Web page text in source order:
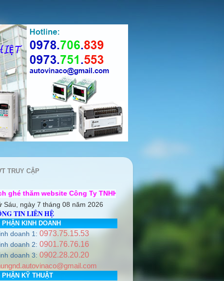
. Hotline 0978.706.839 / 0973.751.553
Lâm, Thành phố Hà Nội. PGD: Số nhà 7, dãy 5, tổ dân
TRUY CẬP
Công Ty TNHH Cơ điện Auto Vina ++ Chúng tôi rất mong
Sáu, ngày 7 tháng 08 năm 2026
TIN LIÊN HỆ
PHẬN KINH DOANH
doanh 1: 0973.75.15.53
doanh 2: 0901.76.76.16
doanh 3: 0902.28.20.20
PHẬN KỸ THUẬT